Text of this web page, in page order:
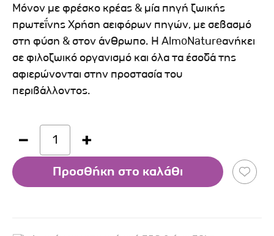
Μόνον με φρέσκο κρέας & μία πηγή ζωικής
πρωτεΐνης Χρήση αειφόρων πηγών, με σεβασμό
στη φύση & στον άνθρωπο. Η AlmoNatureανήκει
σε φιλοζωικό οργανισμό και όλα τα έσοδά της
αφιερώνονται στην προστασία του
περιβάλλοντος.
1
Προσθήκη στο καλάθι